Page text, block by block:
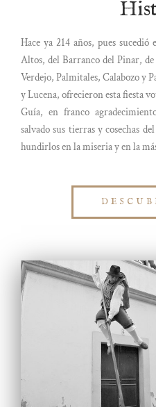
Hace ya 214 años, pues
Altos, del Barranco del Pinar,
Verdejo, Palmitales, Calabozo y
y Lucena, ofrecieron esta fiesta
Guía, en franco
salvado sus tierras y cosechas
hundirlos en la miseria y en la